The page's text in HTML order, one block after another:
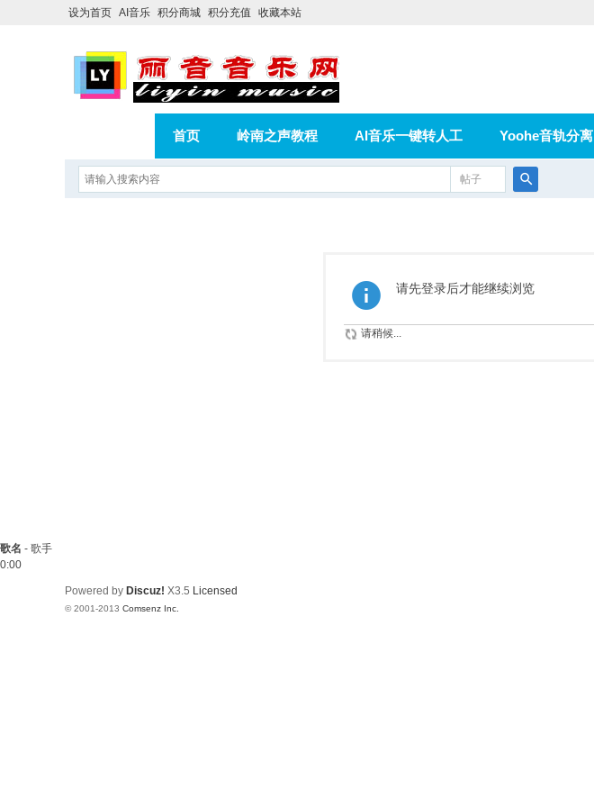
设为首页 AI音乐 积分商城 积分充值 收藏本站
首页 岭南之声教程 AI音乐一键转人工 Yoohe音轨分离
在线论坛
帖子
请先登录后才能继续浏览
请稍候...
歌名 - 歌手
0:00
Powered by Discuz! X3.5 Licensed
© 2001-2013 Comsenz Inc.